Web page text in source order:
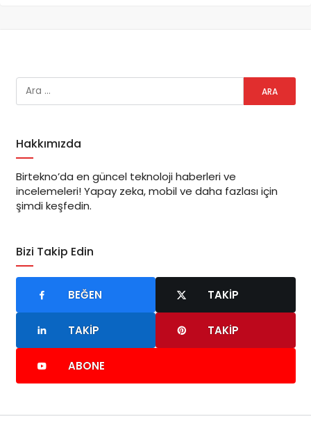
Hakkımızda
Birtekno’da en güncel teknoloji haberleri ve
incelemeleri! Yapay zeka, mobil ve daha fazlası için
şimdi keşfedin.
Bizi Takip Edin
BEĞEN TAKIP
TAKIP TAKIP
ABONE